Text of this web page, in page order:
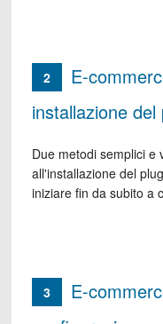
2
E-
installazione del
Due metodi semplici e
all'installazione del
iniziare fin da subito a
3
E-